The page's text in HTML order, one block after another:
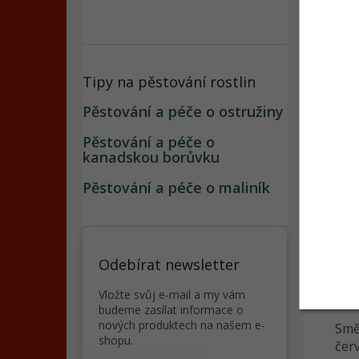
Tipy na pěstování rostlin
Pěstování a péče o ostružiny
Pěstování a péče o
kanadskou borůvku
Pěstování a péče o maliník
Odebírat newsletter
Vložte svůj e-mail a my vám
budeme zasílat informace o
nových produktech na našem e-
shopu.